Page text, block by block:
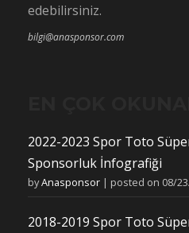
edebilirsiniz.
bilgi@anasponsor.com
2022-2023 Spor Toto
Sponsorluk İnfografiği
byAnasponsor | posted on 08/
2018-2019 Spor Toto